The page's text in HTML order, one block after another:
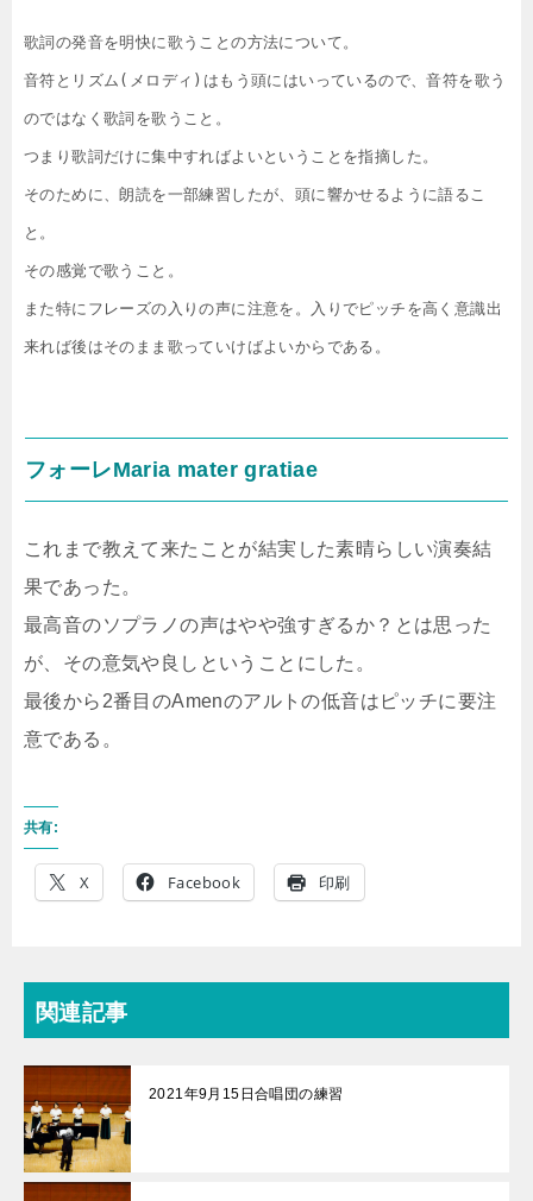
歌詞の発音を明快に歌うことの方法について。
音符とリズム(メロディ)はもう頭にはいっているので、音符を歌う
のではなく歌詞を歌うこと。
つまり歌詞だけに集中すればよいということを指摘した。
そのために、朗読を一部練習したが、頭に響かせるように語るこ
と。
その感覚で歌うこと。
また特にフレーズの入りの声に注意を。入りでピッチを高く意識出
来れば後はそのまま歌っていけばよいからである。
フォーレMaria mater gratiae
これまで教えて来たことが結実した素晴らしい演奏結
果であった。
最高音のソプラノの声はやや強すぎるか？とは思った
が、その意気や良しということにした。
最後から2番目のAmenのアルトの低音はピッチに要注
意である。
共有:
X Facebook 印刷
関連記事
2021年9月15日合唱団の練習